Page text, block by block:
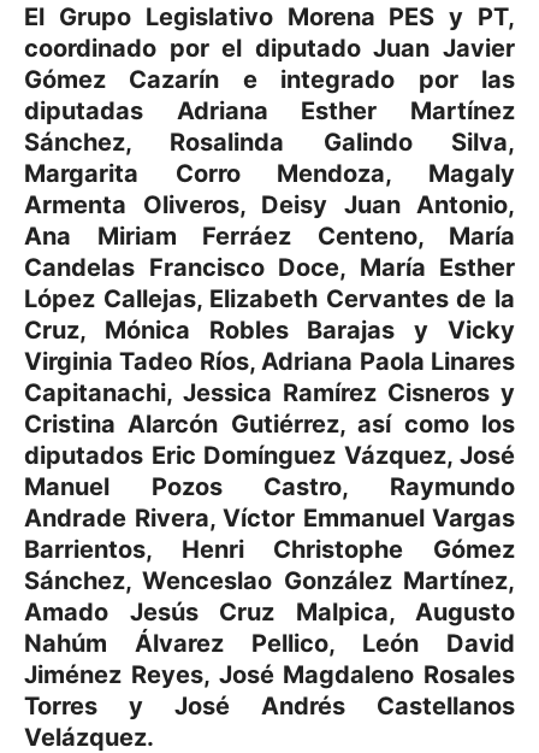
El Grupo Legislativo Morena PES y PT,
coordinado por el diputado Juan Javier
Gómez Cazarín e integrado por las
diputadas Adriana Esther Martínez
Sánchez, Rosalinda Galindo Silva,
Margarita Corro Mendoza, Magaly
Armenta Oliveros, Deisy Juan Antonio,
Ana Miriam Ferráez Centeno, María
Candelas Francisco Doce, María Esther
López Callejas, Elizabeth Cervantes de la
Cruz, Mónica Robles Barajas y Vicky
Virginia Tadeo Ríos, Adriana Paola Linares
Capitanachi, Jessica Ramírez Cisneros y
Cristina Alarcón Gutiérrez, así como los
diputados Eric Domínguez Vázquez, José
Manuel Pozos Castro, Raymundo
Andrade Rivera, Víctor Emmanuel Vargas
Barrientos, Henri Christophe Gómez
Sánchez, Wenceslao González Martínez,
Amado Jesús Cruz Malpica, Augusto
Nahúm Álvarez Pellico, León David
Jiménez Reyes, José Magdaleno Rosales
Torres y José Andrés Castellanos
Velázquez.